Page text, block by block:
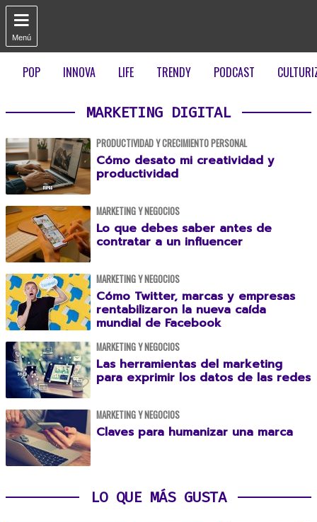

Menú
POP INNOVA LIFE TRENDY PODCAST
MARKETING DIGITAL
PRODUCTIVIDAD Y CRECIMIENTO PERSONAL
Cómo desato mi creatividad y
productividad
MARKETING Y NEGOCIOS
Lo que debes saber antes de
contratar a un influencer
MARKETING Y NEGOCIOS
Cómo Twitter, marcas y empresas
rentabilizaron la nueva caída
mundial de Facebook
MARKETING Y NEGOCIOS
Las herramientas del marketing
para exprimir los datos de las redes
MARKETING Y NEGOCIOS
Claves para humanizar una marca
LO QUE MÁS GUSTA